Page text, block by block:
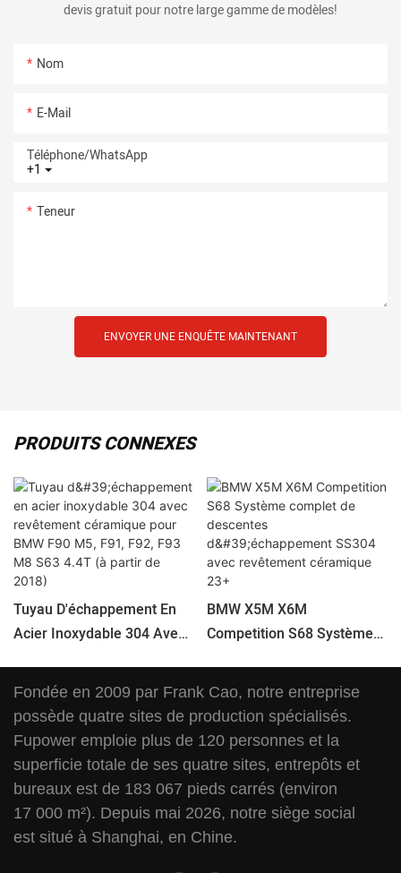
devis gratuit pour notre large gamme de modèles!
Nom
E-Mail
+1
Téléphone/WhatsApp
Teneur
ENVOYER UNE ENQUÊTE MAINTENANT
PRODUITS CONNEXES
Tuyau D'échappement En
Acier Inoxydable 304 Avec
Pour BMW F90 M5, F91,
F92, F93 M8 S63 ​​4.4T (à
Partir De 2018)
BMW X5M X6M
Competition S68 Système
D'échappement SS304
Avec Revêtement
Céramique 23+
Fondée en 2009 par Frank Cao, notre entreprise
possède quatre sites de production spécialisés.
Fupower emploie plus de 120 personnes et la
superficie totale de ses quatre sites, entrepôts et
bureaux est de 183 067 pieds carrés (environ
17 000 m²). Depuis mai 2026, notre siège social
est situé à Shanghai, en Chine.